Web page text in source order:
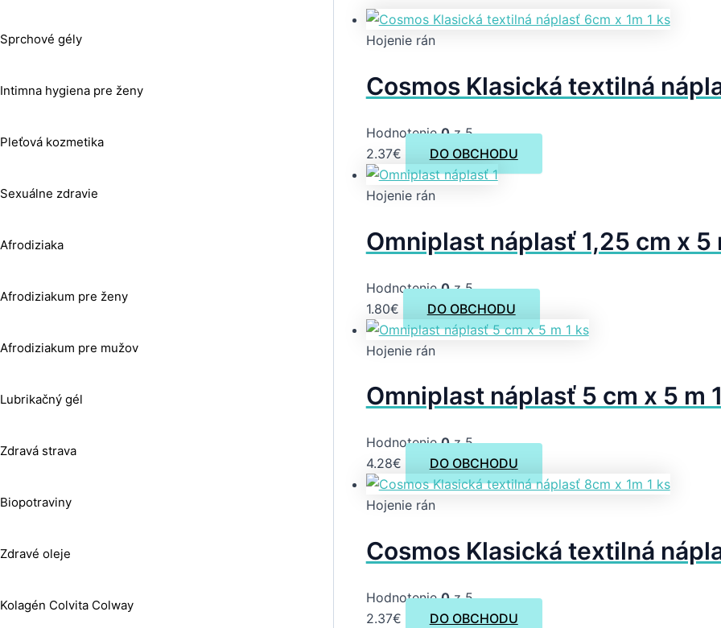
Sprchové gély
Intimna hygiena pre ženy
Pleťová kozmetika
Sexuálne zdravie
Afrodiziaka
Afrodiziakum pre ženy
Afrodiziakum pre mužov
Lubrikačný gél
Zdravá strava
Biopotraviny
Zdravé oleje
Kolagén Colvita Colway
Hojenie rán
Cosmos Klasická textilná
Hodnotenie0z 5
2.37€ DO OBCHODU
Hojenie rán
Omniplast náplasť 1,25 cm x 5
Hodnotenie0z 5
1.80€ DO OBCHODU
Hojenie rán
Omniplast náplasť 5 cm x 5 m
Hodnotenie0z 5
4.28€ DO OBCHODU
Hojenie rán
Cosmos Klasická textilná
Hodnotenie0z 5
2.37€ DO OBCHODU